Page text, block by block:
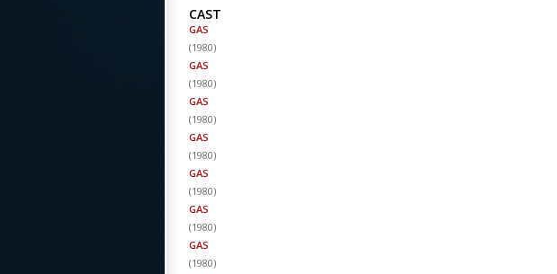
CAST
GAS
(1980)
GAS
(1980)
GAS
(1980)
GAS
(1980)
GAS
(1980)
GAS
(1980)
GAS
(1980)